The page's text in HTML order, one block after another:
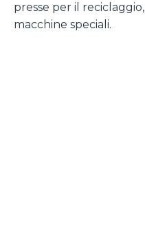
presse per il
macchine speciali.